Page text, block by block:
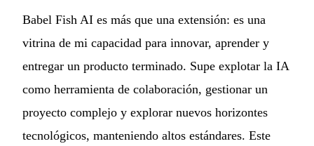
Babel Fish AI es más que una extensión: es una
vitrina de mi capacidad para innovar, aprender y
entregar un producto terminado. Supe explotar la IA
como herramienta de colaboración, gestionar un
proyecto complejo y explorar nuevos horizontes
tecnológicos, manteniendo altos estándares. Este